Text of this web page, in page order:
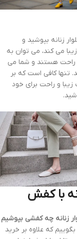
زنانه بپوشید و
می کند، می توان به
راحت هستند و شما می
تنها کافی است که بر
و راحت برای خود
با کفش
زنانه چه کفشی بپوشیم
که علاوه بر خرید